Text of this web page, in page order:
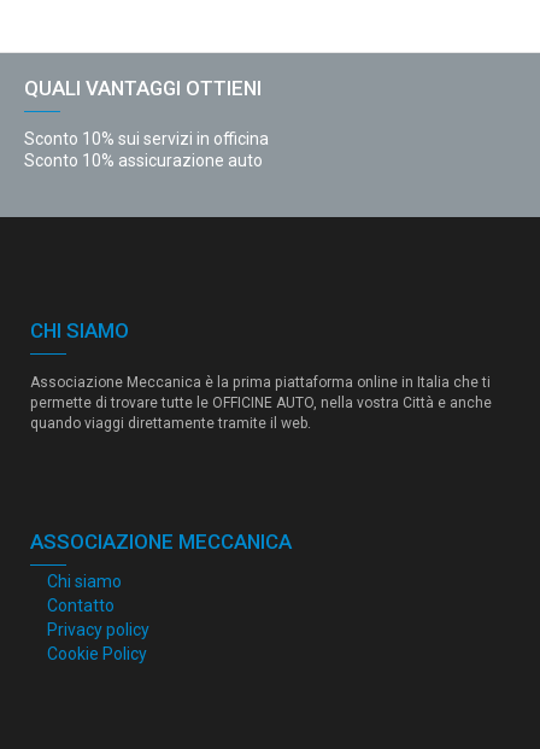
QUALI VANTAGGI OTTIENI
Sconto 10% sui servizi in officina
Sconto 10% assicurazione auto
CHI SIAMO
Associazione Meccanica è la prima piattaforma online in Italia che ti
permette di trovare tutte le OFFICINE AUTO, nella vostra Città e anche
quando viaggi direttamente tramite il web.
ASSOCIAZIONE MECCANICA
Chi siamo
Contatto
Privacy policy
Cookie Policy